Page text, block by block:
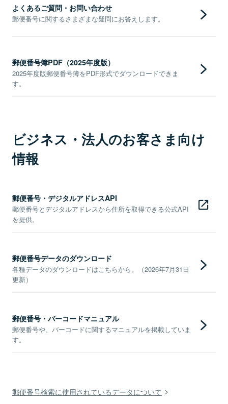
よくあるご質問・お問い合わせ
郵便番号に関するさまざまな疑問にお答えします。
郵便番号簿PDF（2025年度版）
2025年度版郵便番号簿をPDF形式でダウンロードできま
す。
ビジネス・法人のお客さま向け
情報
郵便番号・デジタルアドレスAPI
郵便番号とデジタルアドレスから住所を取得できる公式API
を提供。
郵便番号データのダウンロード
各種データのダウンロードはこちらから。（2026年7月31日
更新）
郵便番号・バーコードマニュアル
郵便番号や、バーコードに関するマニュアルを掲載していま
す。
郵便番号検索に使用されているデータについて